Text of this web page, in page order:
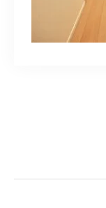
営業時間